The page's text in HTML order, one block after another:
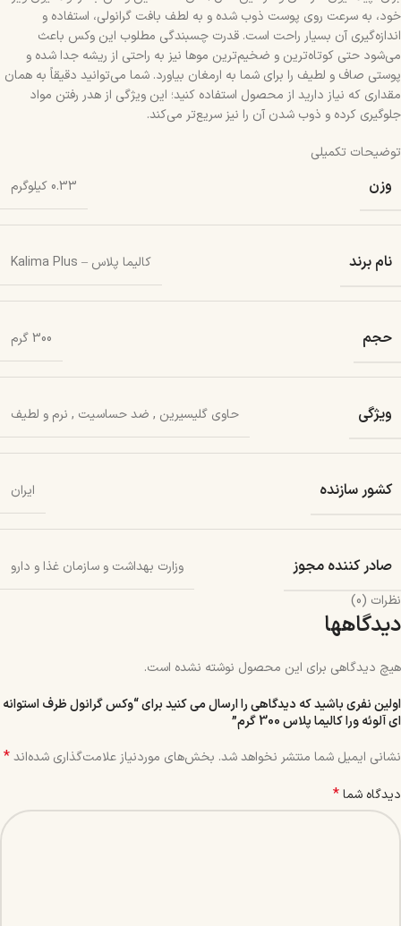
خود، به سرعت روی پوست ذوب شده و به لطف بافت گرانولی، استفاده و
اندازه‌گیری آن بسیار راحت است. قدرت چسبندگی مطلوب این وکس باعث
می‌شود حتی کوتاه‌ترین و ضخیم‌ترین موها نیز به راحتی از ریشه جدا شده و
پوستی صاف و لطیف را برای شما به ارمغان بیاورد. شما می‌توانید دقیقاً به همان
مقداری که نیاز دارید از محصول استفاده کنید؛ این ویژگی از هدر رفتن مواد
جلوگیری کرده و ذوب شدن آن را نیز سریع‌تر می‌کند.
توضیحات تکمیلی
وزن 0.33 کیلوگرم
نام برند کالیما پلاس – Kalima Plus
حجم 300 گرم
ویژگی حاوی گلیسیرین , ضد حساسیت , نرم و لطیف
کشور سازنده ایران
صادر کننده مجوز
وزارت بهداشت و سازمان غذا و دارو
نظرات (0)
دیدگاهها
هیچ دیدگاهی برای این محصول نوشته نشده است.
اولین نفری باشید که دیدگاهی را ارسال می کنید برای “وکس گرانول ظرف استوانه
ای آلوئه ورا کالیما پلاس 300 گرم”
نشانی ایمیل شما منتشر نخواهد شد. بخش‌های موردنیاز علامت‌گذاری شده‌اند*
دیدگاه شما*